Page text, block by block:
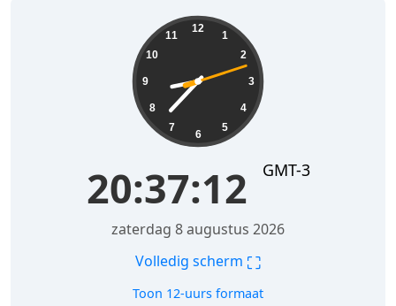
12
1
2
3
4
5
6
7
8
9
10
11
20:37:14 GMT-3
zaterdag 8 augustus 2026
Volledig scherm ⛶
Toon 12-uurs formaat